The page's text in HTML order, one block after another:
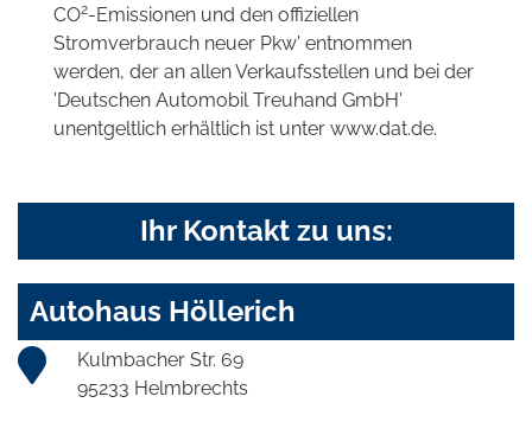
CO2-Emissionen und den offiziellen
Stromverbrauch neuer Pkw' entnommen
werden, der an allen Verkaufsstellen und bei der
'Deutschen Automobil Treuhand GmbH'
unentgeltlich erhältlich ist unter www.dat.de.
Ihr Kontakt zu uns:
Autohaus Höllerich
Kulmbacher Str. 69
95233 Helmbrechts